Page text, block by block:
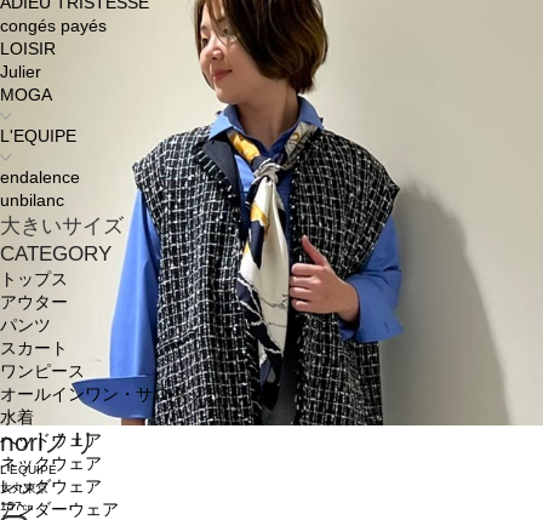
congés payés
LOISIR
Julier
MOGA
L'EQUIPE
endalence
unbilanc
大きいサイズ
CATEGORY
トップス
アウター
パンツ
スカート
ワンピース
オールインワン・サロペット
水着
ヘッドウェア
ネックウェア
レッグウェア
アンダーウェア
noriノリ
L'EQUIPE
大丸東京
157㎝